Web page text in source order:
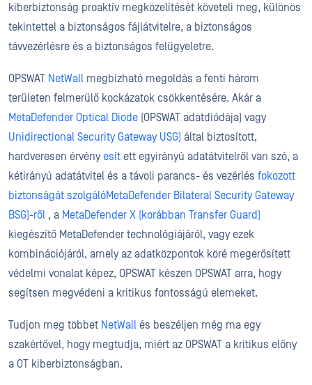
kiberbiztonság proaktív megközelítését követeli meg, különös
tekintettel a biztonságos fájlátvitelre, a biztonságos
távvezérlésre és a biztonságos felügyeletre.
OPSWAT NetWall megbízható megoldás a fenti három
területen felmerülő kockázatok csökkentésére. Akár a
MetaDefender Optical Diode (OPSWAT adatdiódája) vagy
Unidirectional Security Gateway USG) által biztosított,
hardveresen érvény esít ett egyirányú adatátvitelről van szó, a
kétirányú adatátvitel és a távoli parancs- és vezérlés fokozott
biztonságát szolgálóMetaDefender Bilateral Security Gateway
BSG)-ről , a MetaDefender X (korábban Transfer Guard)
kiegészítő MetaDefender technológiájáról, vagy ezek
kombinációjáról, amely az adatközpontok köré megerősített
védelmi vonalat képez, OPSWAT készen OPSWAT arra, hogy
segítsen megvédeni a kritikus fontosságú elemeket.
Tudjon meg többet NetWall és beszéljen még ma egy
szakértővel, hogy megtudja, miért az OPSWAT a kritikus előny
a OT kiberbiztonságban.